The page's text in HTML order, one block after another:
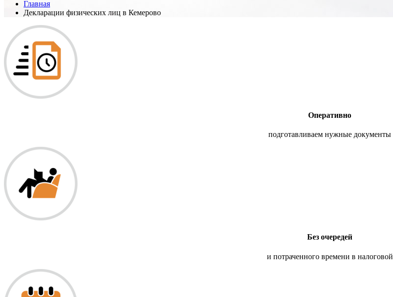
Главная
Декларации физических лиц в Кемерово
Оперативно
подготавливаем нужные документы
Без очередей
и потраченного времени в налоговой